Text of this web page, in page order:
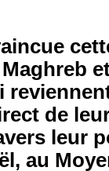
de
leur
au